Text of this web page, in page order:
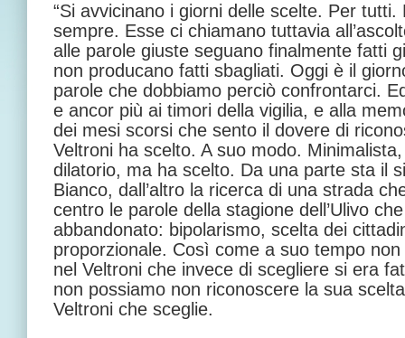
“Si avvicinano i giorni delle scelte. Per
sempre. Esse ci chiamano tuttavia
alle parole giuste seguano finalmente fatti
non producano fatti sbagliati. Oggi è il
parole che dobbiamo perciò confrontarci.
e ancor più ai timori della vigilia, e alla
dei mesi scorsi che sento il dovere di
Veltroni ha scelto. A suo modo.
dilatorio, ma ha scelto. Da una parte sta il
Bianco, dall’altro la ricerca di una strada
centro le parole della stagione dell’Ulivo
abbandonato: bipolarismo, scelta dei
proporzionale. Così come a suo tempo
nel Veltroni che invece di scegliere si era
non possiamo non riconoscere la sua
Veltroni che sceglie.